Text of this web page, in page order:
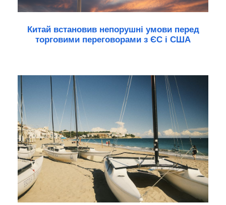
Китай встановив непорушні умови перед
торговими переговорами з ЄС і США